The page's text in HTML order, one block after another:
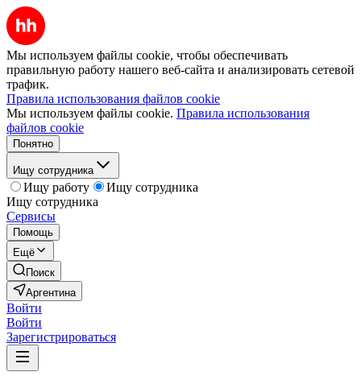
Мы используем файлы cookie, чтобы обеспечивать
правильную работу нашего веб-сайта и анализировать сетевой
трафик.
Правила использования файлов cookie
Мы используем файлы cookie. Правила использования
файлов cookie
Понятно
Ищу сотрудника
Ищу работу
Ищу сотрудника
Ищу сотрудника
Сервисы
Помощь
Ещё
Поиск
Аргентина
Войти
Войти
Зарегистрироваться